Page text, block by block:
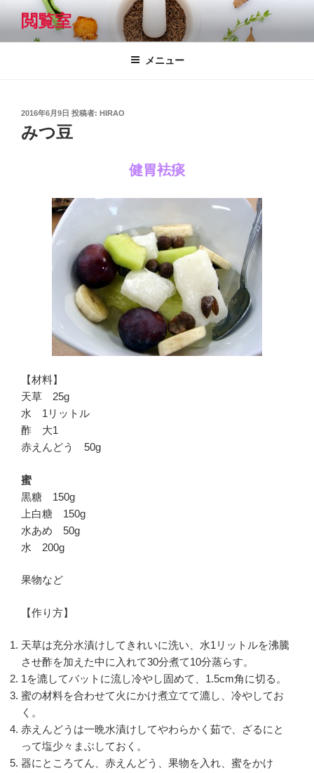
テ
閲覧室
メニュー
投
稿
日:
2016年6月9日 投稿者: HIRAO
みつ豆
健胃袪痰
【材料】
天草 25g
水 1リットル
酢 大1
赤えんどう 50g
蜜
黒糖 150g
上白糖 150g
水あめ 50g
水 200g
果物など
【作り方】
天草は充分水漬けしてきれいに洗い、水1リットルを沸騰
させ酢を加えた中に入れて30分煮て10分蒸らす。
1を漉してバットに流し冷やし固めて、1.5cm角に切る。
蜜の材料を合わせて火にかけ煮立てて漉し、冷やしてお
く。
赤えんどうは一晩水漬けしてやわらかく茹で、ざるにと
って塩少々まぶしておく。
器にところてん、赤えんどう、果物を入れ、蜜をかけ